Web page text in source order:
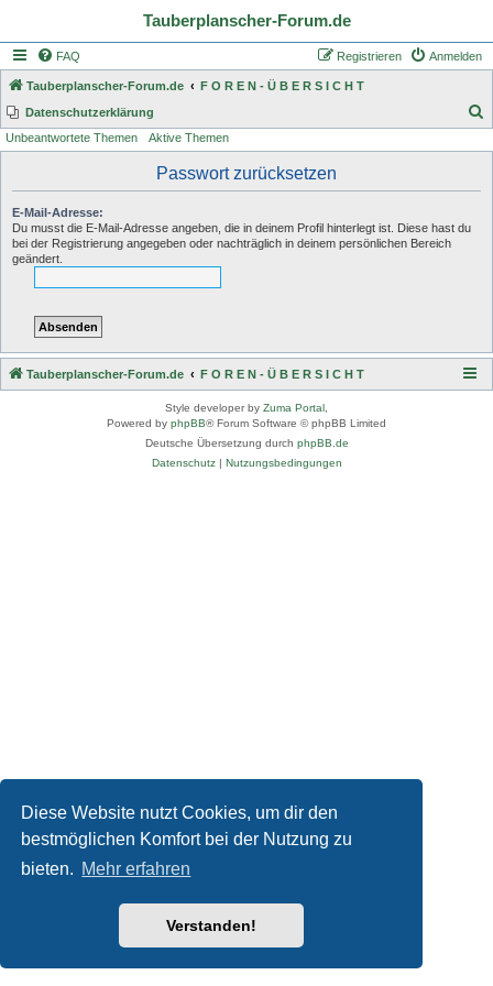
Diese Website nutzt Cookies, um dir den
bestmöglichen Komfort bei der Nutzung zu
bieten. Mehr erfahren
Verstanden!
Tauberplanscher-Forum.de
FAQ Anmelden
Registrieren
Tauberplanscher-Forum.de
F O R E N - Ü B E R S I C H T
Datenschutzerklärung
Unbeantwortete Themen Aktive Themen
Passwort zurücksetzen
E-Mail-Adresse:
Du musst die E-Mail-Adresse angeben, die in deinem Profil hinterlegt ist. Diese hast du
bei der Registrierung angegeben oder nachträglich in deinem persönlichen Bereich
geändert.
Tauberplanscher-Forum.de F O R E N - Ü B E R S I C H T
Style developer by Zuma Portal
Powered by phpBB® Forum Software © phpBB Limited
Deutsche Übersetzung durch phpBB.de
Datenschutz| Nutzungsbedingungen